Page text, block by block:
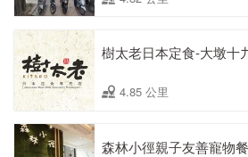
樹太老日本定食-大墩十
4.85 公里
森林小徑親子友善寵物